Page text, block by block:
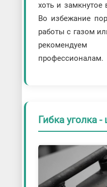
хоть и замкнутое
Во избежание
работы с газом
профессионалам.
Гибка уголка -